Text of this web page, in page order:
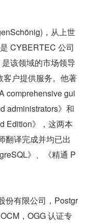
，从上世
CYBERTEC 公司
该领域的市场领导
户提供服务。他著
comprehensive gui
administrators》和
Edition》，这两本
翻译完成并均已出
》、《精通 P
份有限公司，Postgr
，OGG 认证专